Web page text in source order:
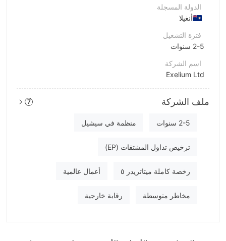
الدولة المسجلة
أنغيلا
فترة التشغيل
2-5 سنوات
اسم الشركة
Exelium Ltd
اختصار الشركة
exelium
موظفو الشركة
ملف الشركة 7
2-5 سنوات منظمة في سيشيل
ترخيص تداول المشتقات (EP)
رخصة كاملة ميتاتريدر ٥ أعمال عالمية
مخاطر متوسطة رقابة خارجية